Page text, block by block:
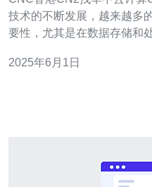
技术的不断发展，越来越多
要性，尤其是在数据存储和
高效的解决方案。 华中云计算CSK服务是一家专业的云计
2025年6月1日